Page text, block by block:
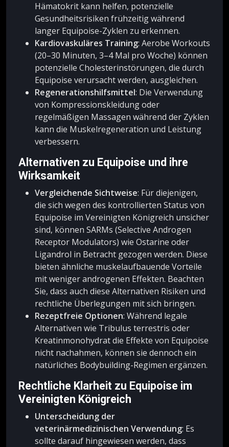
Hämatokrit kann helfen, potenzielle
Gesundheitsrisiken frühzeitig während
langer Equipoise-Zyklen zu erkennen.
Kardiovaskuläres Training: Aerobe Workouts
(20–30 Minuten, 3–4 Mal pro Woche) können
potenzielle Cholesterinstörungen, die durch
Equipoise verursacht werden, ausgleichen.
Regenerationshilfsmittel: Die Verwendung
von Kompressionskleidung oder
regelmäßigen Massagen während der Zyklen
kann die Muskelregeneration und Leistung
verbessern.
Alternativen zu Equipoise und ihre
Wirksamkeit
Vergleichende Sichtweise: Für diejenigen,
die sich wegen des kontrollierten Status von
Equipoise im Vereinigten Königreich unsicher
sind, können SARMs (Selective Androgen
Receptor Modulators) wie Ostarine oder
Ligandrol in Betracht gezogen werden. Diese
bieten ähnliche muskelaufbauende Vorteile
mit weniger androgenen Effekten. Beachten
Sie, dass auch diese Alternativen Risiken und
rechtliche Überlegungen mit sich bringen.
Rezeptfreie Optionen: Während legale
Alternativen wie Tribulus terrestris oder
Kreatinmonohydrat die Effekte von Equipoise
nicht nachahmen, können sie dennoch ein
natürliches Bodybuilding-Regimen ergänzen.
Rechtliche Klarheit zu Equipoise im
Vereinigten Königreich
Unterscheidung der
veterinärmedizinischen Verwendung: Es
sollte darauf hingewiesen werden, dass